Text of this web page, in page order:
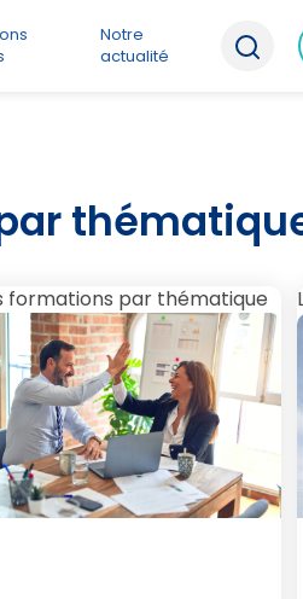
Notre
actualité
formations par thématique